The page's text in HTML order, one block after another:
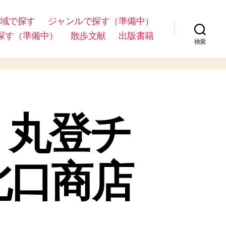
で探す
ジャンルで探す（準備中）
す（準備中）
散歩文献 出版書籍
検索
登チ
商店